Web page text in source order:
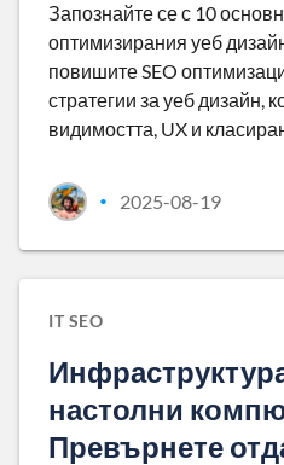
Запознайте се с 10
оптимизирания уеб
повишите SEO
стратегии за уеб дизайн,
видимостта, UX и
• 2025-08-19
IT SEO
настолни
Превърнете